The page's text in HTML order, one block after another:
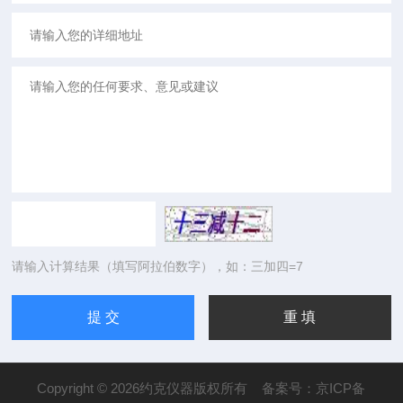
请输入计算结果（填写阿拉伯数字），如：三加四=7
Copyright © 2026约克仪器版权所有 备案号：京ICP备